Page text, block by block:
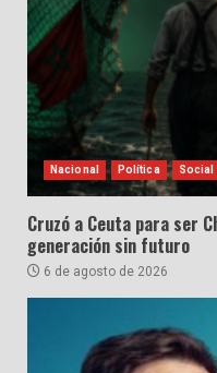
Nacional Política Social
Cruzó a Ceuta para ser
generación sin futuro
6 de agosto de 2026